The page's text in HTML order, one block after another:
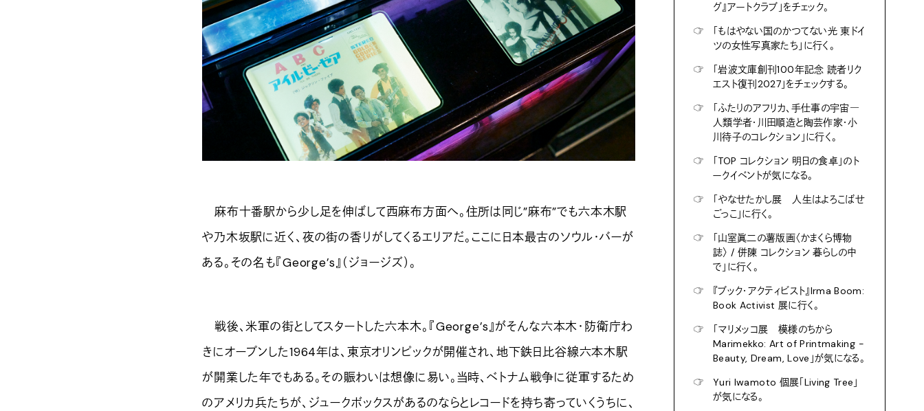
麻布十番駅から少し足を伸ばして西麻布方面へ。住所は同じ”麻布”でも六本木駅
や乃木坂駅に近く、夜の街の香りがしてくるエリアだ。ここに日本最古のソウル・バーが
ある。その名も『George’s』（ジョージズ）。
戦後、米軍の街としてスタートした六本木。『George’s』がそんな六本木・防衛庁わ
きにオープンした1964年は、東京オリンピックが開催され、地下鉄日比谷線六本木駅
が開業した年でもある。その賑わいは想像に易い。当時、ベトナム戦争に従軍するため
のアメリカ兵たちが、ジュークボックスがあるのならとレコードを持ち寄っていくうちに、
グ』アートクラブ」をチェック。
☞
「もはやない国のかつてない光 東ドイ
ツの女性写真家たち」に行く。
☞
「岩波文庫創刊100年記念 読者リク
エスト復刊2027」をチェックする。
☞
「ふたりのアフリカ、手仕事の宇宙―
人類学者・川田順造と陶芸作家・小
川待子のコレクション」に行く。
☞
「TOP コレクション 明日の食卓」のト
ークイベントが気になる。
☞
「やなせたかし展 人生はよろこばせ
ごっこ」に行く。
☞
「山室眞二の薯版画〈かまくら博物
誌〉 / 併陳 コレクション 暮らしの中
で」に行く。
☞
『ブック・アクティビスト』Irma Boom:
Book Activist 展に行く。
☞
「マリメッコ展 模様のちから
Marimekko: Art of Printmaking -
Beauty, Dream, Love」が気になる。
☞
Yuri Iwamoto 個展「Living Tree」
が気になる。